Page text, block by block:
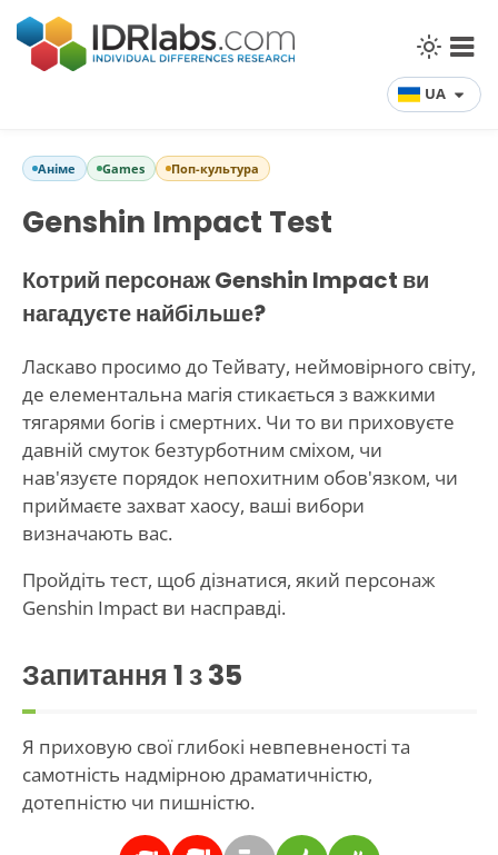
UA
Аніме Games Поп-культура
Genshin Impact Test
Котрий персонаж Genshin Impact ви
нагадуєте найбільше?
Ласкаво просимо до Тейвату, неймовірного світу,
де елементальна магія стикається з важкими
тягарями богів і смертних. Чи то ви приховуєте
давній смуток безтурботним сміхом, чи
нав'язуєте порядок непохитним обов'язком, чи
приймаєте захват хаосу, ваші вибори
визначають вас.
Пройдіть тест, щоб дізнатися, який персонаж
Genshin Impact ви насправді.
Запитання 1з 35
Я приховую свої глибокі невпевненості та
самотність надмірною драматичністю,
дотепністю чи пишністю.